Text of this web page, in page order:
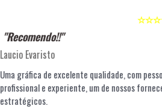
"Recomendo!!"
Laucio Evaristo
Uma gráfica de excelente qualidade, com
profissional e experiente, um de nossos
estratégicos.